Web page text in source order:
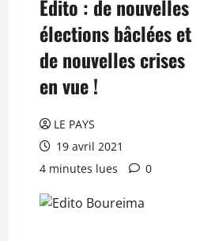
Édito : de nouvelles
élections bâclées et
de nouvelles crises
en vue !
LE PAYS
19 avril 2021
4 minutes lues
0